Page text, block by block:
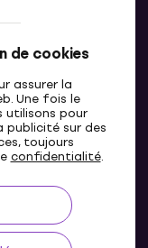
de cookies
assurer la
Une fois le
utilisons pour
publicité sur des
toujours
confidentialité.